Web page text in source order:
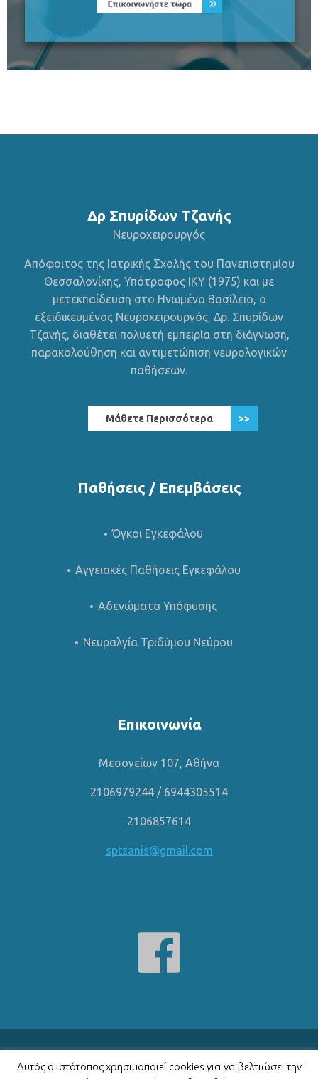
Δρ Σπυρίδων Τζανής
Νευροχειρουργός
Απόφοιτος της Ιατρικής Σχολής του Πανεπιστημίου
Θεσσαλονίκης, Υπότροφος ΙΚΥ (1975) και με
μετεκπαίδευση στο Ηνωμένο Βασίλειο, ο
εξειδικευμένος Νευροχειρουργός, Δρ. Σπυρίδων
Τζανής, διαθέτει πολυετή εμπειρία στη διάγνωση,
παρακολούθηση και αντιμετώπιση νευρολογικών
παθήσεων.
Μάθετε Περισσότερα
Παθήσεις / Επεμβάσεις
Όγκοι Εγκεφάλου
Αγγειακές Παθήσεις Εγκεφάλου
Αδενώματα Υπόφυσης
Νευραλγία Τριδύμου Νεύρου
Επικοινωνία
Μεσογείων 107, Αθήνα
2106979244 / 6944305514
2106857614
sptzanis@gmail.com
Αυτός ο ιστότοπος χρησιμοποιεί cookies για να βελτιώσει την